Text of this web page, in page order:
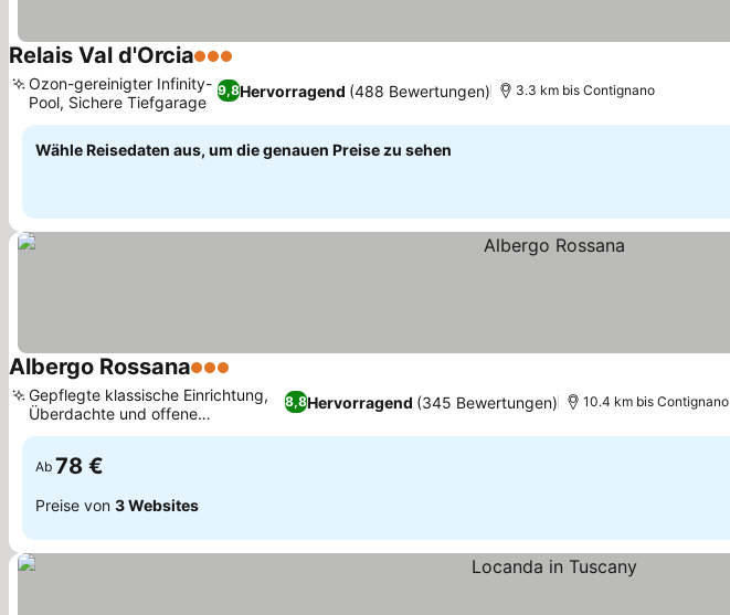
Relais Val d'Orcia3 Sterne
9,8Hervorragend (488 Bewertungen)
Ozon-gereinigter Infinity-
Pool, Sichere Tiefgarage
3.3 km bis Contignano
Wähle Reisedaten aus, um die genauen Preise zu sehen
Albergo Rossana3 Sterne
8,8Hervorragend (345 Bewertungen)
Gepflegte klassische Einrichtung,
Überdachte und offene
Parkmöglichkeiten
10.4 km bis Contignano
Ab 78 €
Preise von 3 Websites